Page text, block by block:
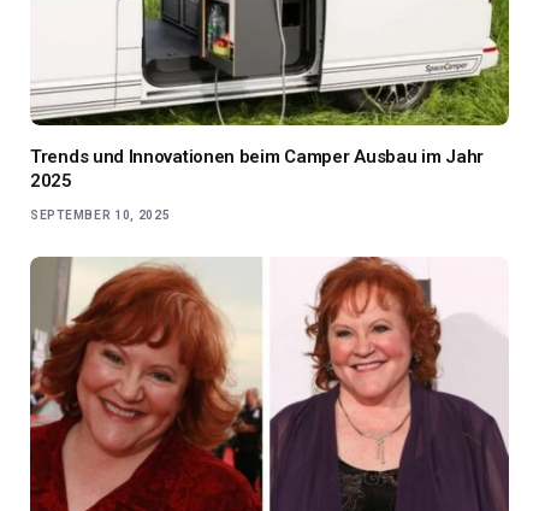
Trends und Innovationen beim Camper Ausbau im Jahr
2025
SEPTEMBER 10, 2025